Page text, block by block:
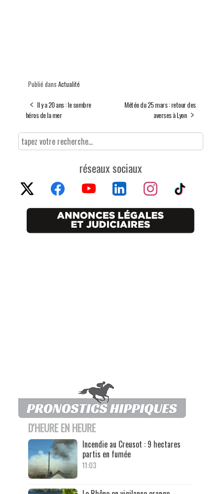
Publié dans Actualité
Il y a 20 ans : le sombre
héros de la mer
Météo du 25 mars : retour des
averses à Lyon
réseaux sociaux
D'HEURE EN HEURE
Incendie au Creusot : 9 hectares
partis en fumée
11:03